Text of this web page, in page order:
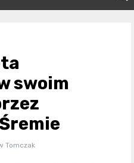
swoim
Tomczak